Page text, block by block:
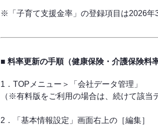
※「子育て支援金率」の登録項目は2026年
■ 料率更新の手順（健康保険・介護保険料
1．TOPメニュー＞「会社データ管理」
（※有料版をご利用の場合は、続けて該当
2．「基本情報設定」画面右上の［編集］